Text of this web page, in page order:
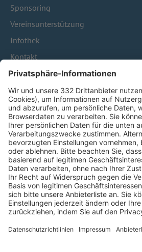
Sponsoring
Vereinsunterstützung
Infothek
Kontakt
HÄUFIG BESUCHTE SEITEN
Pässe und Vereinswechsel
Trainerausbildung
Schulungsangebot Vereinsmitarbeiter
BFV-Geschäftsstellen
Trainerbörse
Login SpielPlus
FOLGE DEM BFV